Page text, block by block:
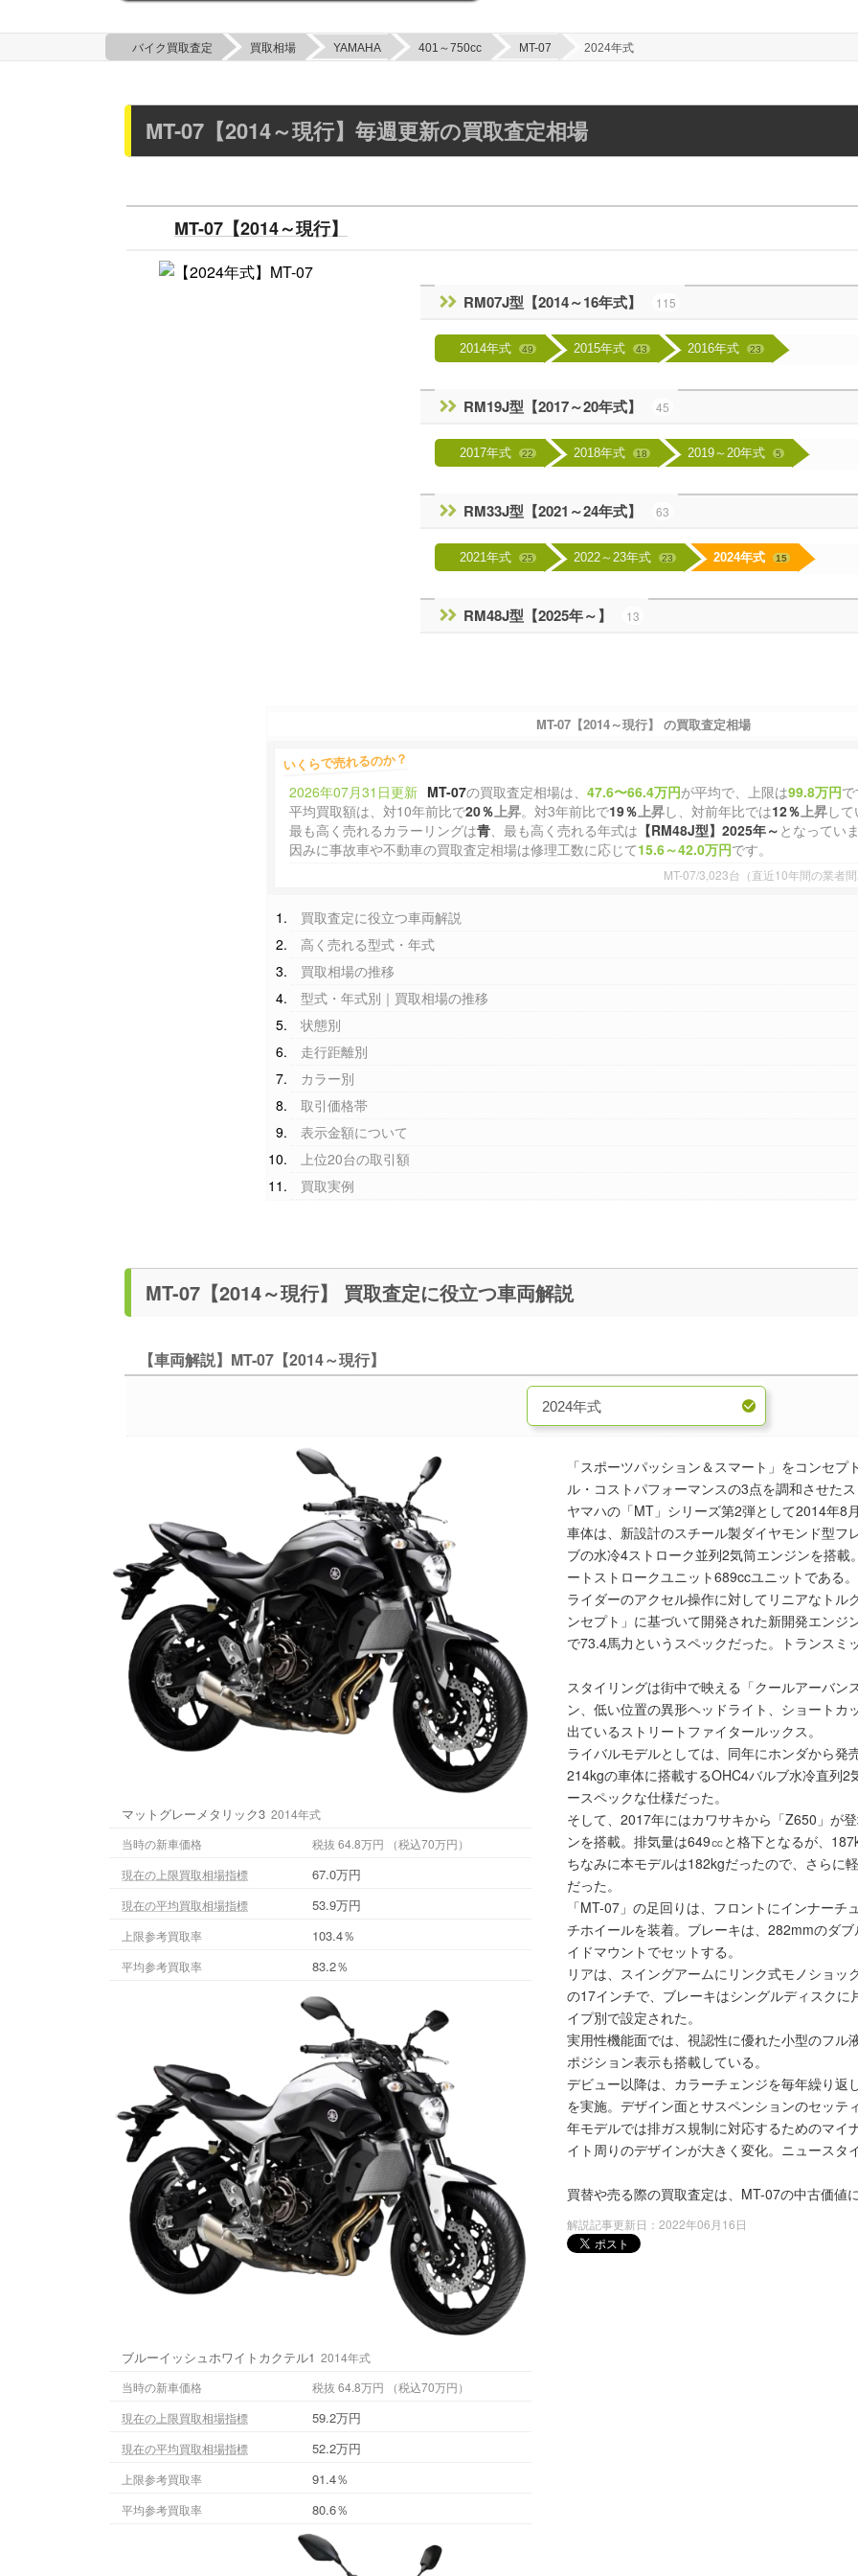
バイク買取査定 買取相場 YAMAHA 401～750cc MT-07 2024年式
MT-07【2014～現行】毎週更新の買取査定相場
MT-07【2014～現行】
RM07J型【2014～16年式】 115
2014年式 49 2015年式 43 2016年式 23
RM19J型【2017～20年式】 45
2017年式 22 2018年式 18 2019～20年式 5
RM33J型【2021～24年式】 63
2021年式 25 2022～23年式 23 2024年式 15
RM48J型【2025年～】 13
MT-07【2014～現行】 の買取査定相場
いくらで売れるのか？
2026年07月31日更新 MT-07の買取査定相場は、47.6〜66.4万円が平均で、上限は99.8万円
平均買取額は、対10年前比で20％上昇。対3年前比で19％上昇し、対前年比では12％上昇して
最も高く売れるカラーリングは青、最も高く売れる年式は 【RM48J型】2025年～ となっていま
因みに事故車や不動車の買取査定相場は修理工数に応じて15.6～42.0万円です。
MT-07/3,023台（直近10年間の業者
買取査定に役立つ車両解説
高く売れる型式・年式
買取相場の推移
型式・年式別｜買取相場の推移
状態別
走行距離別
カラー別
取引価格帯
表示金額について
上位20台の取引額
買取実例
MT-07【2014～現行】 買取査定に役立つ車両解説
【車両解説】MT-07【2014～現行】
マットグレーメタリック3 2014年式
当時の新車価格
税抜 64.8万円 （税込70万円）
現在の上限買取相場指標
67.0万円
現在の平均買取相場指標 53.9万円
上限参考買取率 103.4％
平均参考買取率 83.2％
ブルーイッシュホワイトカクテル1 2014年式
当時の新車価格
税抜 64.8万円 （税込70万円）
現在の上限買取相場指標
59.2万円
現在の平均買取相場指標 52.2万円
上限参考買取率 91.4％
平均参考買取率 80.6％
「スポーツパッション＆スマート」をコンセ
ル・コストパフォーマンスの3点を調和させた
ヤマハの「MT」シリーズ第2弾として2014年8
車体は、新設計のスチール製ダイヤモンド型
ブの水冷4ストローク並列2気筒エンジンを搭
ートストロークユニット689ccユニットである。
ライダーのアクセル操作に対してリニアなトル
ンセプト」に基づいて開発された新開発エン
で73.4馬力というスペックだった。トランスミ
スタイリングは街中で映える「クールアーバ
ン、低い位置の異形ヘッドライト、ショート
出ているストリートファイタールックス。
ライバルモデルとしては、同年にホンダから発
214kgの車体に搭載するOHC4バルブ水冷直列
ースペックな仕様だった。
そして、2017年にはカワサキから「Z650」が
ンを搭載。排気量は649㏄と格下となるが、
ちなみに本モデルは182kgだったので、さらに
だった。
「MT-07」の足回りは、フロントにインナー
チホイールを装着。ブレーキは、282mmのダ
イドマウントでセットする。
リアは、スイングアームにリンク式モノショ
の17インチで、ブレーキはシングルディスク
イプ別で設定された。
実用性機能面では、視認性に優れた小型のフル
ポジション表示も搭載している。
デビュー以降は、カラーチェンジを毎年繰り
を実施。デザイン面とサスペンションのセッテ
年モデルでは排ガス規制に対応するためのマイ
イト周りのデザインが大きく変化。ニュースタ
買替や売る際の買取査定は、MT-07の中古価値
解説記事更新日：2022年06月16日